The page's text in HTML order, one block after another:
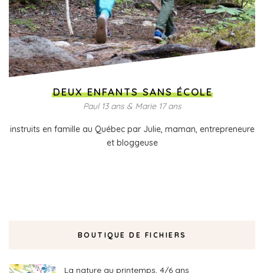
DEUX ENFANTS SANS ÉCOLE
Paul 13 ans & Marie 17 ans
instruits en famille au Québec par Julie, maman, entrepreneure
et bloggeuse
BOUTIQUE DE FICHIERS
La nature au printemps, 4/6 ans